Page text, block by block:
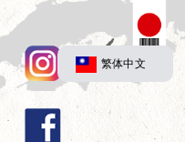
繁体中文